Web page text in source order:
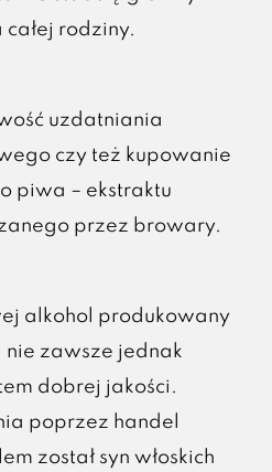
rodziny.
uzdatniania
czy też kupowanie
piwa – ekstraktu
przez browary.
alkohol produkowany
nie zawsze jednak
dobrej jakości.
poprzez handel
został syn włoskich